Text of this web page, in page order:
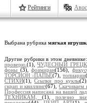
Рейтинги
Выбрана рубрика мягкая
Другие рубрики в этом
проверю. (1),ЧУДЕСНЫЙ
фоны (3),фоамиран(156),фикус
ТОРСИОН -ПАПЬЕ(7),топиарии
СТИХИ(1),Ссылки про куклы
скрап и квиллинг(67),Скачиваем
Профессия написана на вашей
ТЕХНИКАМ, (1), полезно